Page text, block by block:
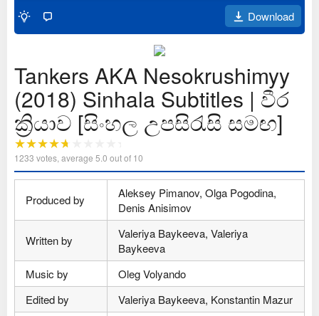
Download
Tankers AKA Nesokrushimyy
(2018) Sinhala Subtitles | වීර
ක්‍රියාව [සිංහල උපසිරැසි සමඟ]
1233 votes, average 5.0 out of 10
Produced by
Aleksey Pimanov, Olga Pogodina,
Denis Anisimov
Written by
Valeriya Baykeeva, Valeriya
Baykeeva
Music by
Oleg Volyando
Edited by
Valeriya Baykeeva, Konstantin Mazur